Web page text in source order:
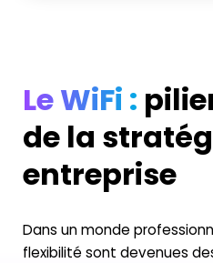
Le WiFi :
de la
entreprise
Dans un monde
flexibilité sont devenues